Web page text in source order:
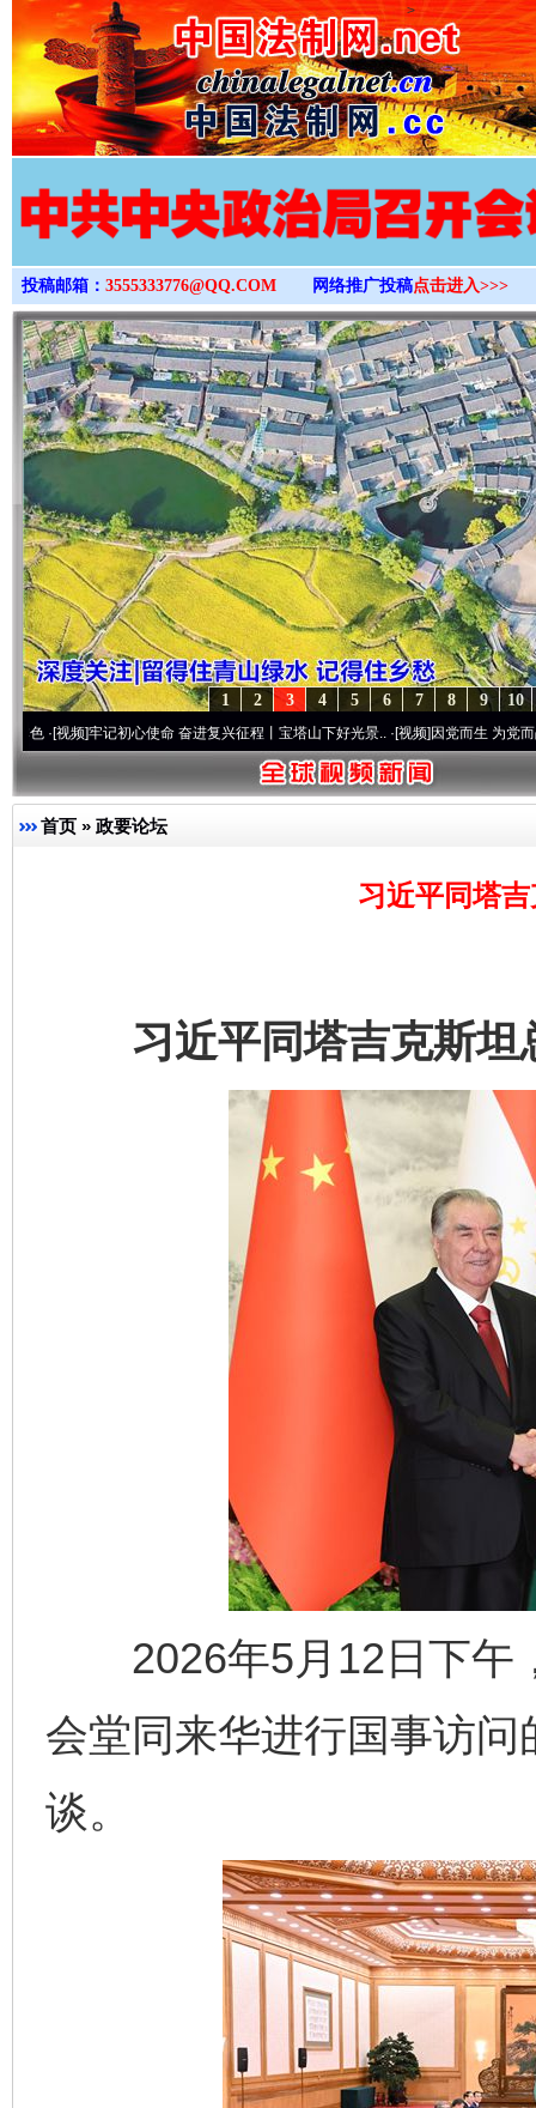
>
投稿邮箱： 3555333776@QQ.COM 网络推广投稿点击进入>>>
10
9
8
7
6
5
4
3
2
1
牢记初心使命 奋进复兴征程丨宝塔山下好光景..·[视频]因党而生 为党而战——百年“
首页 » 政要论坛
习近平同塔
习近平同塔吉克斯坦
2026年5月12日下午
会堂同来华进行国事访
谈。